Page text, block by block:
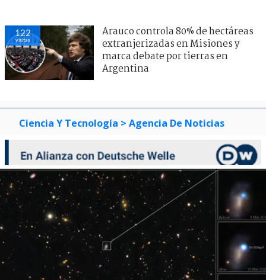
122
visitas
Arauco controla 80% de hectáreas
extranjerizadas en Misiones y
marca debate por tierras en
Argentina
Ciencia Y Tecnología > Agencia De Noticias